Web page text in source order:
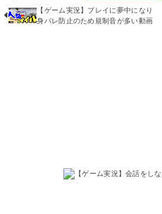
【ゲーム実況】プレイに夢中になり
身バレ防止のため規制音が多い動画
【
ゲ
テ
ー